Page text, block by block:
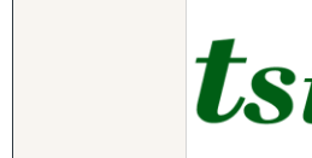
英語HP／LP制作、展示会配布用
・現地に根付いたローカルメンバ
働した伴走型ハンズオン支援、顧
・マッキンゼー/ボストンコンサ